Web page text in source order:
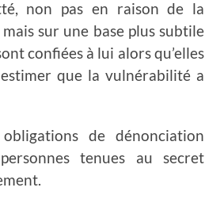
non pas en raison de la
sur une base plus subtile
confiées à lui alors qu’elles
que la vulnérabilité a
de dénonciation
tenues au secret